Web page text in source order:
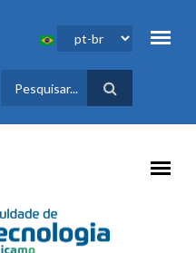
FORMULÁRIO
DE BUSCA